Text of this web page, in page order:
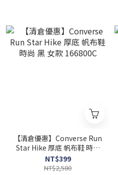
【清倉優惠】Converse Run
Star Hike 厚底 帆布鞋 時尚
黑 女款 166800C
NT$399
NT$2,580